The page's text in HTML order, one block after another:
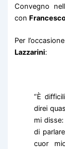
Convegno
con
Per
Lazzarini:
“È
direi
mi
di
cuor